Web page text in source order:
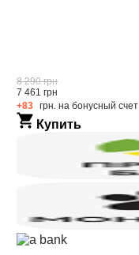
8 290 грн
7 461 грн
+83 грн. на бонусный счет
Купить